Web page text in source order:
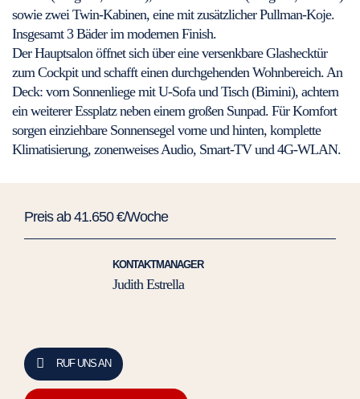
sowie zwei Twin-Kabinen, eine mit zusätzlicher Pullman-Koje.
Insgesamt 3 Bäder im modernen Finish.
Der Hauptsalon öffnet sich über eine versenkbare Glashecktür
zum Cockpit und schafft einen durchgehenden Wohnbereich. An
Deck: vorn Sonnenliege mit U-Sofa und Tisch (Bimini), achtern
ein weiterer Essplatz neben einem großen Sunpad. Für Komfort
sorgen einziehbare Sonnensegel vorne und hinten, komplette
Klimatisierung, zonenweises Audio, Smart-TV und 4G-WLAN.
Preis ab 41.650 €/Woche
KONTAKTMANAGER
Judith Estrella
RUF UNS AN